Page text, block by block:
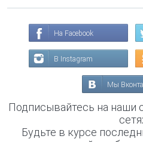
На Facebook
В Instagram
Мы
Подписывайтесь на наши
Будьте в курсе